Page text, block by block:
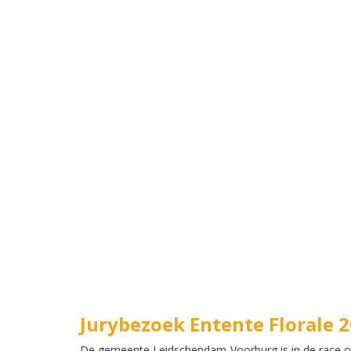
Jurybezoek Entente Florale